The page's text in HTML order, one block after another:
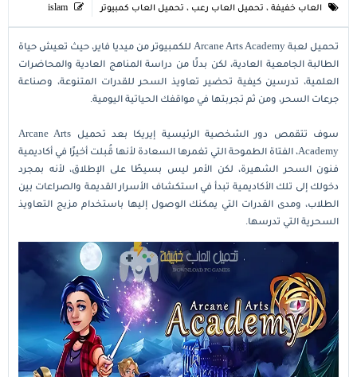
العاب خفيفة ، تحميل العاب رعب ، تحميل العاب كمبيوتر islam
تحميل لعبة Arcane Arts Academy للكمبيوتر من ميديا فاير، حيث تعيش حياة
الطالبة الجامعية العادية، لكن بدلًا من دراسة المناهج العادية والمحاضرات
العلمية، تدرسين كيفية تحضير تعاويذ السحر للقدرات المتنوعة، وصناعة
جرعات السحر، ومن ثم تجربتها في مواقفك الحياتية اليومية.
سوف تتقمص دور الشخصية الرئيسية إيريكا بعد تحميل Arcane Arts
Academy، الفتاة الطموحة التي تغمرها السعادة لأنها قُبلت أخيرًا في أكاديمية
فنون السحر الشهيرة، لكن الأمر ليس بسيطًا على الإطلاق، لأنه بمجرد
دخولك إلى تلك الأكاديمية تبدأ في استكشاف الأسرار القديمة والصراعات بين
الطلاب، ومدى القدرات التي يمكنك الوصول إليها باستخدام مزيج التعاويذ
السحرية التي تدرسها.